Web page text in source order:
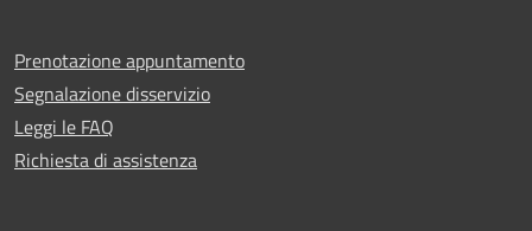
Prenotazione appuntamento
Segnalazione disservizio
Leggi le FAQ
Richiesta di assistenza